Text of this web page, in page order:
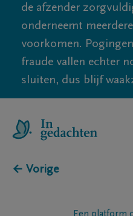
de afzender
onderneemt
voorkomen.
fraude vallen echter
sluiten, dus blijf
← Vorige